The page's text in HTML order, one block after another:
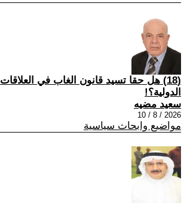
(18) هل حقا تسيد قانون الغاب في العلاقات
الدولية؟!
سعيد مضيه
2026 / 8 / 10
مواضيع وابحاث سياسية